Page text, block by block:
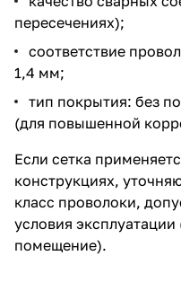
пересечениях);
соответствие
1,4 мм;
тип покрытия: без
(для повышенной
Если сетка
конструкциях,
класс проволоки,
условия
помещение).